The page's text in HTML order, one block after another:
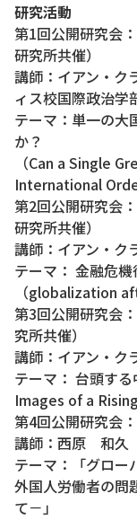
研究活動
第1回公開研究会
研究所共催）
講師：イアン・ク
ィス校国際政治学
テーマ：単一の大
か？
（Can a Single
International
第2回公開研究会
研究所共催）
講師：イアン・ク
テーマ： 金融危
（globalization
第3回公開研究会
究所共催）
講師：イアン・ク
テーマ： 台頭す
Images of a Rising
第4回公開研究会
講師：西原 和久
テーマ：「グロー
外国人労働者の問
て－」